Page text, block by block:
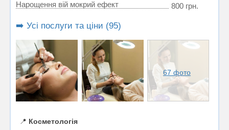
Нарощення вій мокрий ефект 800 грн.
➡️ Усі послуги та ціни (95)
67 фото
📍 Косметологія